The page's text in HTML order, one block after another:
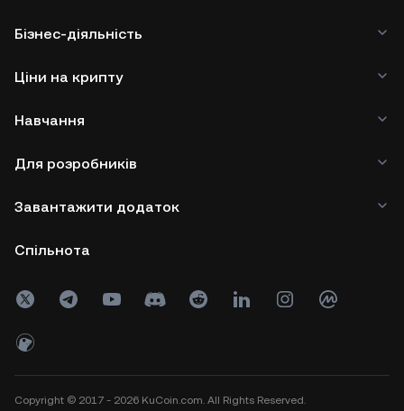
Бізнес-діяльність
Ціни на крипту
Навчання
Для розробників
Завантажити додаток
Спільнота
Copyright © 2017 - 2026 KuCoin.com. All Rights Reserved.